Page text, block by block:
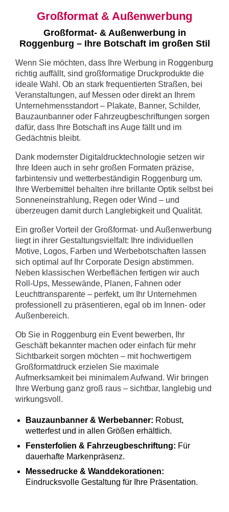
Großformat & Außenwerbung
Großformat- & Außenwerbung in
Roggenburg – Ihre Botschaft im großen Stil
Wenn Sie möchten, dass Ihre Werbung in Roggenburg
richtig auffällt, sind großformatige Druckprodukte die
ideale Wahl. Ob an stark frequentierten Straßen, bei
Veranstaltungen, auf Messen oder direkt an Ihrem
Unternehmensstandort – Plakate, Banner, Schilder,
Bauzaunbanner oder Fahrzeugbeschriftungen sorgen
dafür, dass Ihre Botschaft ins Auge fällt und im
Gedächtnis bleibt.
Dank modernster Digitaldrucktechnologie setzen wir
Ihre Ideen auch in sehr großen Formaten präzise,
farbintensiv und wetterbeständigin Roggenburg um.
Ihre Werbemittel behalten ihre brillante Optik selbst bei
Sonneneinstrahlung, Regen oder Wind – und
überzeugen damit durch Langlebigkeit und Qualität.
Ein großer Vorteil der Großformat- und Außenwerbung
liegt in ihrer Gestaltungsvielfalt: Ihre individuellen
Motive, Logos, Farben und Werbebotschaften lassen
sich optimal auf Ihr Corporate Design abstimmen.
Neben klassischen Werbeflächen fertigen wir auch
Roll-Ups, Messewände, Planen, Fahnen oder
Leuchttransparente – perfekt, um Ihr Unternehmen
professionell zu präsentieren, egal ob im Innen- oder
Außenbereich.
Ob Sie in Roggenburg ein Event bewerben, Ihr
Geschäft bekannter machen oder einfach für mehr
Sichtbarkeit sorgen möchten – mit hochwertigem
Großformatdruck erzielen Sie maximale
Aufmerksamkeit bei minimalem Aufwand. Wir bringen
Ihre Werbung ganz groß raus – sichtbar, langlebig und
wirkungsvoll.
Bauzaunbanner & Werbebanner: Robust,
wetterfest und in allen Größen erhältlich.
Fensterfolien & Fahrzeugbeschriftung: Für
dauerhafte Markenpräsenz.
Messedrucke & Wanddekorationen:
Eindrucksvolle Gestaltung für Ihre Präsentation.